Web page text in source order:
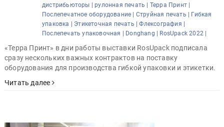
дистрибьюторы |
рулонная печать |
Терра Принт |
Послепечатное оборудование |
Струйная печать |
Гибкая
упаковка |
Этикеточная печать |
Флексография |
Послепечать упаковочная |
Donghang | RosUpack 2022 |
«Терра Принт» в дни работы выставки RosUpack подписала
сразу нескольких важных контрактов на поставку
оборудования для производства гибкой упаковки и этикетки.
Читать далее